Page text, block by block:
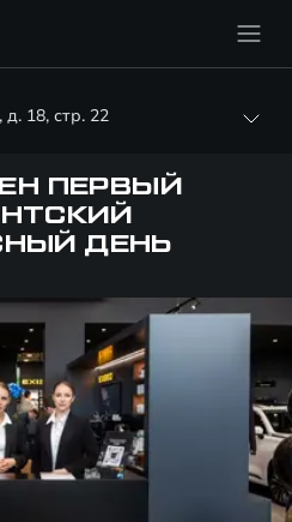
18, стр. 22
ПЕРВЫЙ
ДЕНЬ